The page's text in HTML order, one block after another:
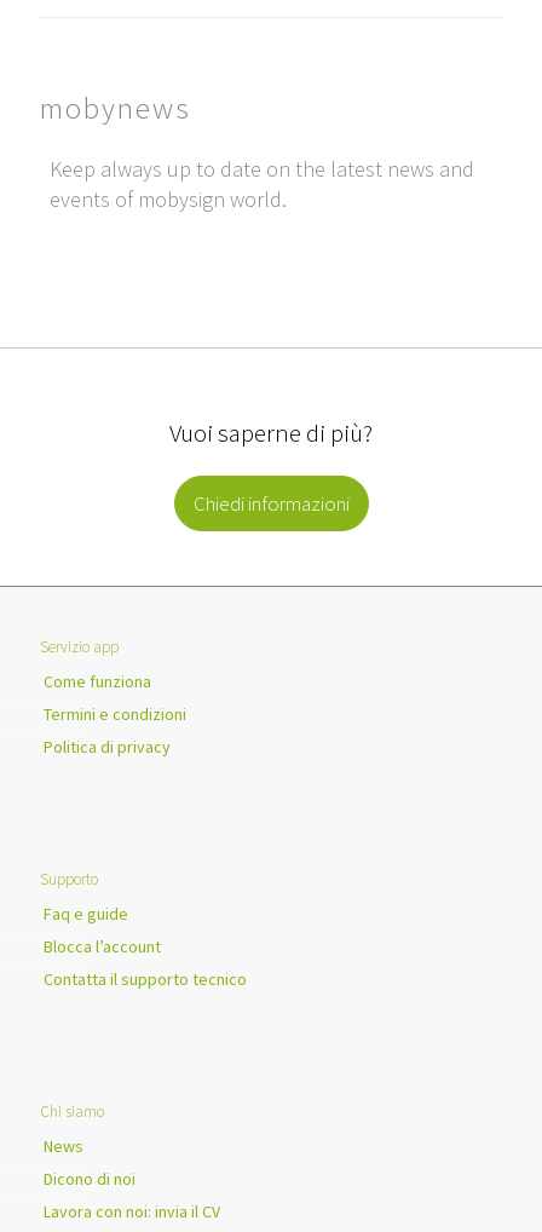
mobynews
Keep always up to date on the latest news and
events of mobysign world.
Vuoi saperne di più?
Chiedi informazioni
Servizio app
Come funziona
Termini e condizioni
Politica di privacy
Supporto
Faq e guide
Blocca l’account
Contatta il supporto tecnico
Chi siamo
News
Dicono di noi
Lavora con noi: invia il CV